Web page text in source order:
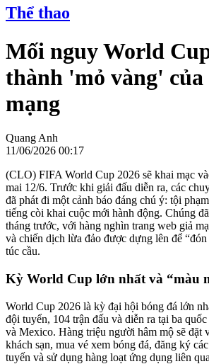
Thể thao
Mối nguy World
thành 'mỏ vàng'
mạng
Quang Anh
11/06/2026 00:17
(CLO) FIFA World Cup 2026 sẽ khai mạc
mai 12/6. Trước khi giải đấu diễn ra, các
đã phát đi một cảnh báo đáng chú ý: tội
tiếng còi khai cuộc mới hành động. Chúng
tháng trước, với hàng nghìn trang web giả
và chiến dịch lừa đảo được dựng lên để
túc cầu.
Kỳ World Cup lớn nhất và “màu
World Cup 2026 là kỳ đại hội bóng đá lớn
đội tuyển, 104 trận đấu và diễn ra tại ba
và Mexico. Hàng triệu người hâm mộ sẽ đặt
khách sạn, mua vé xem bóng đá, đăng ký
tuyến và sử dụng hàng loạt ứng dụng liên